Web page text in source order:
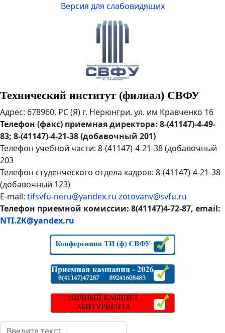
Версия для слабовидящих
Технический институт (филиал) СВФУ
Адрес: 678960, РС (Я) г. Нерюнгри, ул. им Кравченко 16
Телефон (факс) приемная директора: 8-(41147)-4-49-
83; 8-(41147)-4-21-38 (добавочный 201)
Телефон учебной части: 8-(41147)-4-21-38 (добавочный
203
Телефон студенческого отдела кадров: 8-(41147)-4-21-38
(добавочный 123)
E-mail: tifsvfu-neru@yandex.ru zotovanv@svfu.ru
Телефон приемной комиссии: 8(41147)4-72-87, email:
NTI.ZK@yandex.ru
Поиск